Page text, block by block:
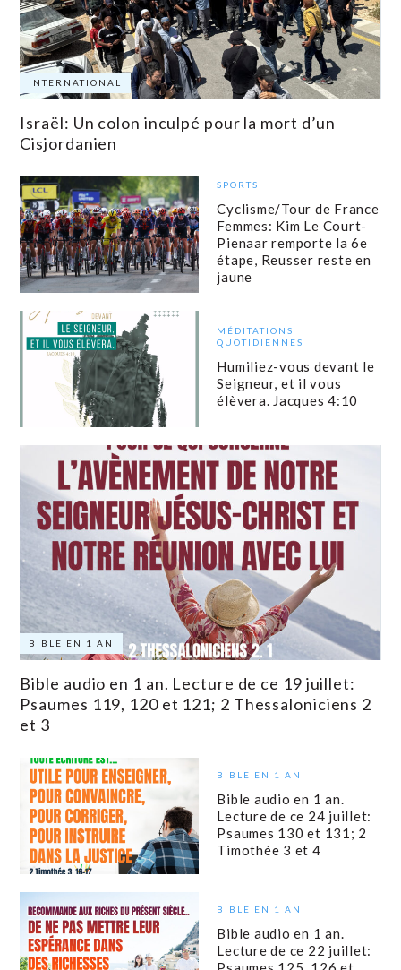
INTERNATIONAL
Israël: Un colon inculpé pour la mort d’un
Cisjordanien
SPORTS
Cyclisme/Tour de France
Femmes: Kim Le Court-
Pienaar remporte la 6e
étape, Reusser reste en
jaune
MÉDITATIONS
QUOTIDIENNES
Humiliez-vous devant le
Seigneur, et il vous
élèvera. Jacques 4:10
BIBLE EN 1 AN
Bible audio en 1 an. Lecture de ce 19 juillet:
Psaumes 119, 120 et 121; 2 Thessaloniciens 2
et 3
BIBLE EN 1 AN
Bible audio en 1 an.
Lecture de ce 24 juillet:
Psaumes 130 et 131; 2
Timothée 3 et 4
BIBLE EN 1 AN
Bible audio en 1 an.
Lecture de ce 22 juillet: